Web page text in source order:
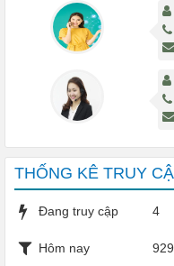
THỐNG KÊ TRUY
Đang truy cập 4
Hôm nay
929